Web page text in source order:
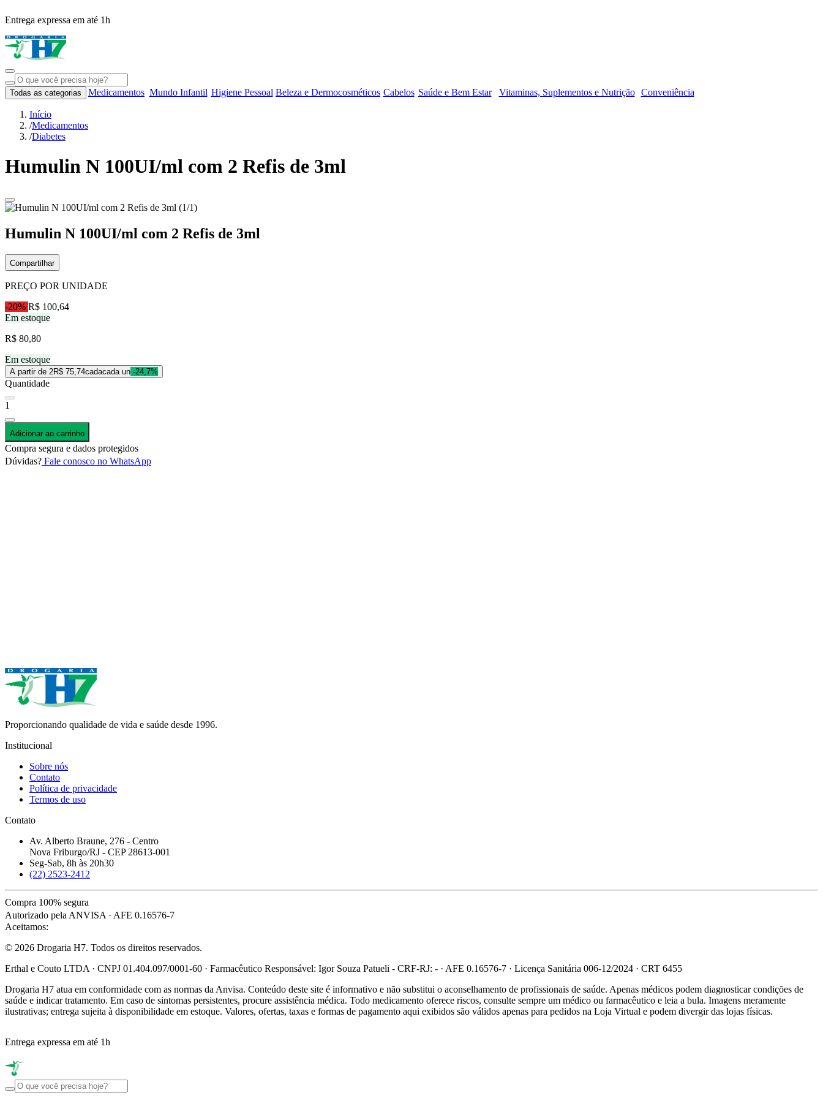
Entrega expressa em até 1h
Todas as categorias Medicamentos Mundo Infantil Higiene Pessoal Beleza e Dermocosméticos Cabelos Saúde e Bem Estar Vitaminas, Suplementos e Nutrição Conveniência
Início
/Medicamentos
/Diabetes
Humulin N 100UI/ml com 2 Refis de 3ml
Humulin N 100UI/ml com 2 Refis de 3ml
Compartilhar
PREÇO POR UNIDADE
-20% R$ 100,64
Em estoque
R$ 80,80
Em estoque
A partir de 2R$ 75,74cadacada un -24,7%
Quantidade
1
Adicionar ao carrinho
Compra segura e dados protegidos
Dúvidas? Fale conosco no WhatsApp
Proporcionando qualidade de vida e saúde desde 1996.
Institucional
Sobre nós
Contato
Política de privacidade
Termos de uso
Contato
Av. Alberto Braune, 276 - Centro
Nova Friburgo/RJ - CEP 28613-001
Seg-Sab, 8h às 20h30
(22) 2523-2412
Compra 100% segura
Autorizado pela ANVISA · AFE 0.16576-7
Aceitamos:
© 2026 Drogaria H7. Todos os direitos reservados.
Erthal e Couto LTDA · CNPJ 01.404.097/0001-60 · Farmacêutico Responsável: Igor Souza Patueli - CRF-RJ: - · AFE 0.16576-7 · Licença Sanitária 006-12/2024 · CRT 6455
Drogaria H7 atua em conformidade com as normas da Anvisa. Conteúdo deste site é informativo e não substitui o aconselhamento de profissionais de saúde. Apenas médicos podem diagnosticar condições de
saúde e indicar tratamento. Em caso de sintomas persistentes, procure assistência médica. Todo medicamento oferece riscos, consulte sempre um médico ou farmacêutico e leia a bula. Imagens meramente
ilustrativas; entrega sujeita à disponibilidade em estoque. Valores, ofertas, taxas e formas de pagamento aqui exibidos são válidos apenas para pedidos na Loja Virtual e podem divergir das lojas físicas.
Entrega expressa em até 1h